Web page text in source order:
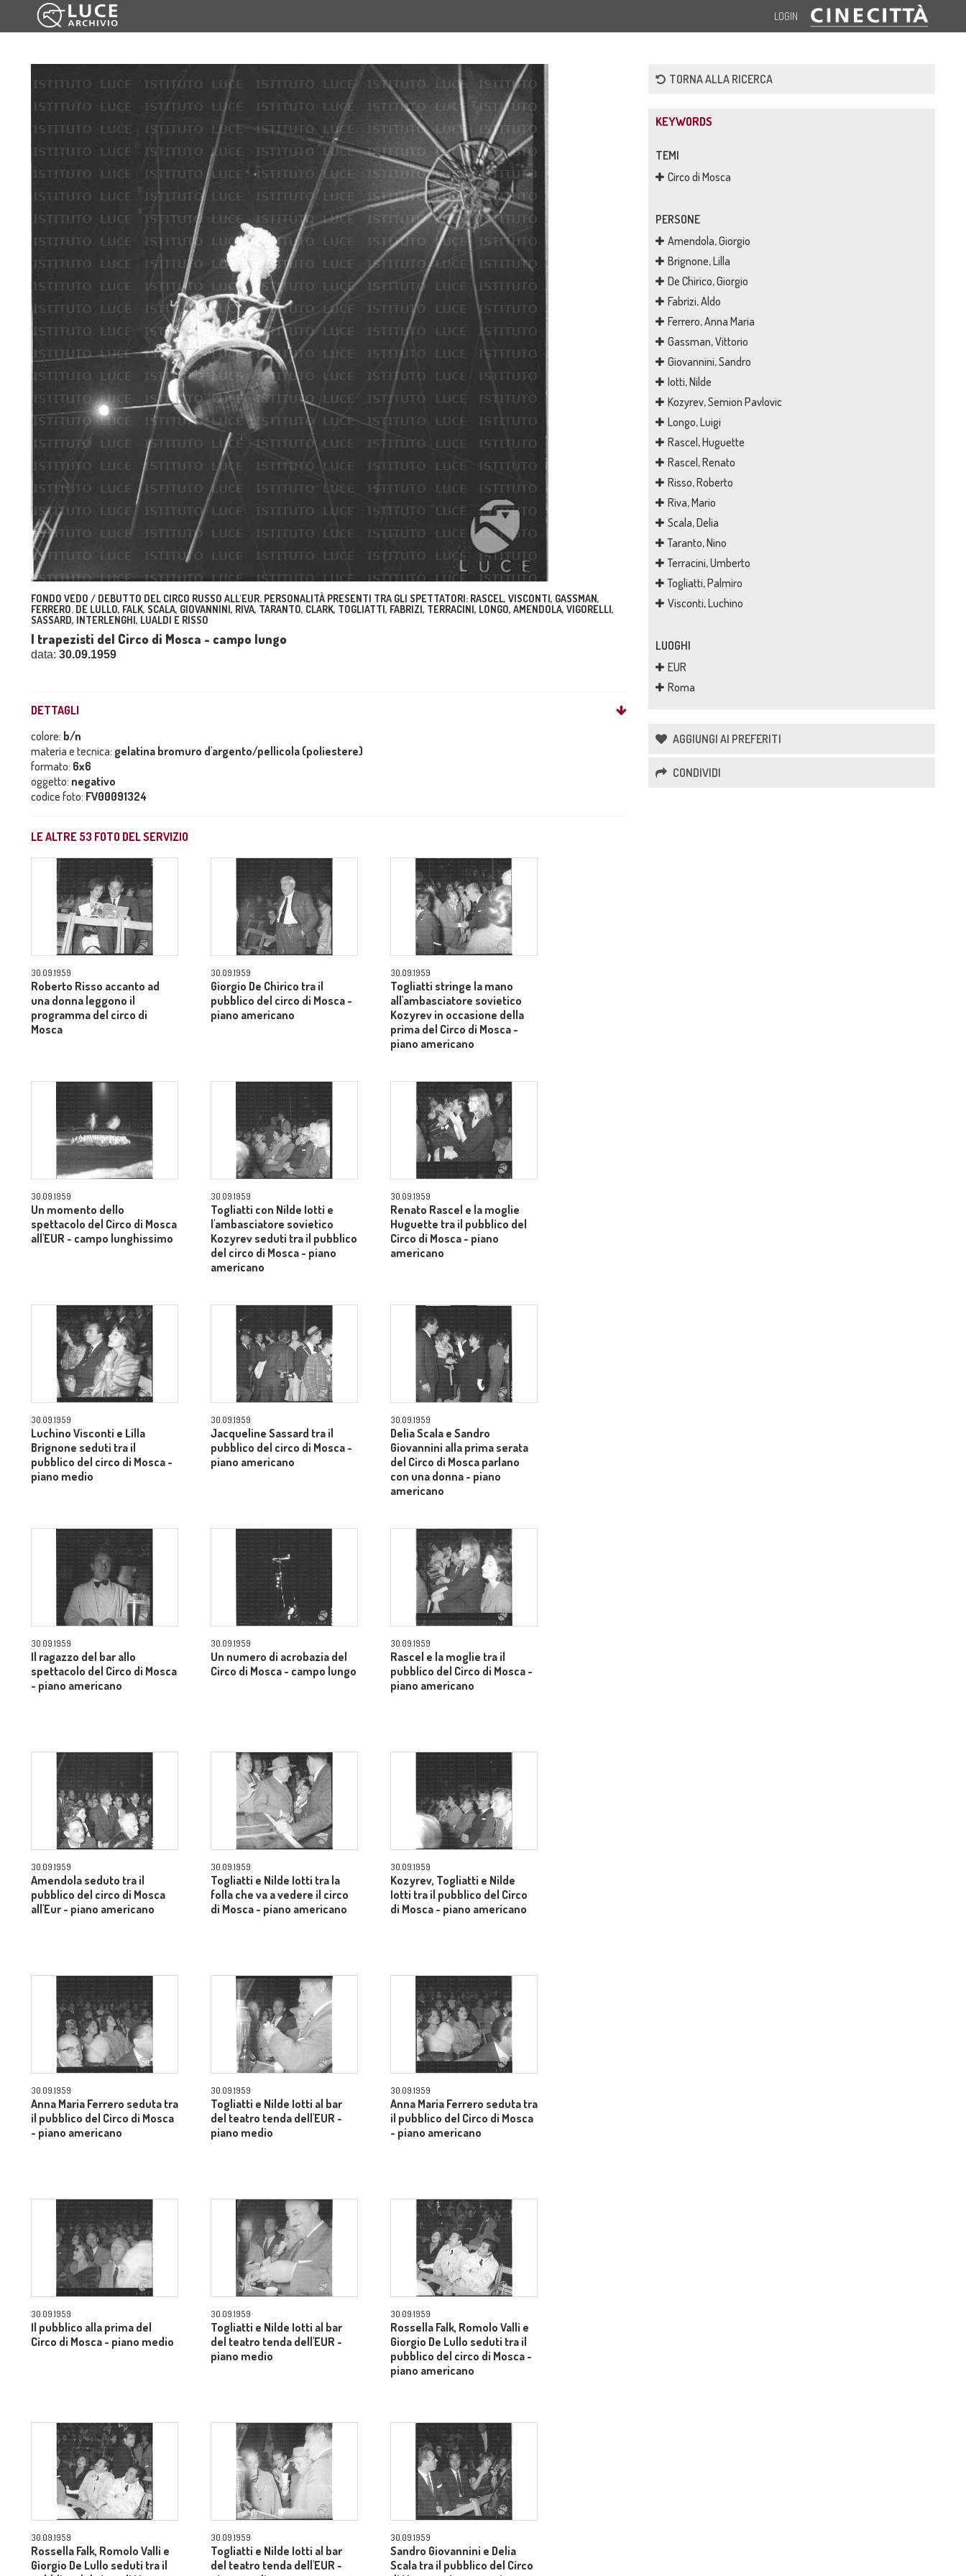
LOGIN
FONDO VEDO / DEBUTTO DEL CIRCO RUSSO ALL'EUR. PERSONALITÀ PRESENTI TRA GLI SPETTATORI: RASCEL, VISCONTI, GASSMAN,
FERRERO. DE LULLO, FALK, SCALA, GIOVANNINI, RIVA, TARANTO, CLARK, TOGLIATTI, FABRIZI, TERRACINI, LONGO, AMENDOLA, VIGORELLI,
SASSARD, INTERLENGHI, LUALDI E RISSO
I trapezisti del Circo di Mosca - campo lungo
data: 30.09.1959
DETTAGLI
colore: b/n
materia e tecnica: gelatina bromuro d'argento/pellicola (poliestere)
formato: 6x6
oggetto: negativo
codice foto: FV00091324
LE ALTRE 53 FOTO DEL SERVIZIO
30.09.1959
Roberto Risso accanto ad
una donna leggono il
programma del circo di
Mosca
30.09.1959
Giorgio De Chirico tra il
pubblico del circo di Mosca -
piano americano
30.09.1959
Togliatti stringe la mano
all'ambasciatore sovietico
Kozyrev in occasione della
prima del Circo di Mosca -
piano americano
30.09.1959
Un momento dello
spettacolo del Circo di Mosca
all'EUR - campo lunghissimo
30.09.1959
Togliatti con Nilde Iotti e
l'ambasciatore sovietico
Kozyrev seduti tra il pubblico
del circo di Mosca - piano
americano
30.09.1959
Renato Rascel e la moglie
Huguette tra il pubblico del
Circo di Mosca - piano
americano
30.09.1959
Luchino Visconti e Lilla
Brignone seduti tra il
pubblico del circo di Mosca -
piano medio
30.09.1959
Jacqueline Sassard tra il
pubblico del circo di Mosca -
piano americano
30.09.1959
Delia Scala e Sandro
Giovannini alla prima serata
del Circo di Mosca parlano
con una donna - piano
americano
30.09.1959
Il ragazzo del bar allo
spettacolo del Circo di Mosca
- piano americano
30.09.1959
Un numero di acrobazia del
Circo di Mosca - campo lungo
30.09.1959
Rascel e la moglie tra il
pubblico del Circo di Mosca -
piano americano
30.09.1959
Amendola seduto tra il
pubblico del circo di Mosca
all'Eur - piano americano
30.09.1959
Togliatti e Nilde Iotti tra la
folla che va a vedere il circo
di Mosca - piano americano
30.09.1959
Kozyrev, Togliatti e Nilde
Iotti tra il pubblico del Circo
di Mosca - piano americano
30.09.1959
Anna Maria Ferrero seduta tra
il pubblico del Circo di Mosca
- piano americano
30.09.1959
Togliatti e Nilde Iotti al bar
del teatro tenda dell'EUR -
piano medio
30.09.1959
Anna Maria Ferrero seduta tra
il pubblico del Circo di Mosca
- piano americano
30.09.1959
Il pubblico alla prima del
Circo di Mosca - piano medio
30.09.1959
Togliatti e Nilde Iotti al bar
del teatro tenda dell'EUR -
piano medio
30.09.1959
Rossella Falk, Romolo Valli e
Giorgio De Lullo seduti tra il
pubblico del circo di Mosca -
piano americano
30.09.1959
Rossella Falk, Romolo Valli e
Giorgio De Lullo seduti tra il
30.09.1959
Togliatti e Nilde Iotti al bar
del teatro tenda dell'EUR -
30.09.1959
Sandro Giovannini e Delia
Scala tra il pubblico del Circo
TORNA ALLA RICERCA
KEYWORDS
TEMI
Circo di Mosca
PERSONE
Amendola, Giorgio
Brignone, Lilla
De Chirico, Giorgio
Fabrizi, Aldo
Ferrero, Anna Maria
Gassman, Vittorio
Giovannini, Sandro
Iotti, Nilde
Kozyrev, Semion Pavlovic
Longo, Luigi
Rascel, Huguette
Rascel, Renato
Risso, Roberto
Riva, Mario
Scala, Delia
Taranto, Nino
Terracini, Umberto
Togliatti, Palmiro
Visconti, Luchino
LUOGHI
EUR
Roma
AGGIUNGI AI PREFERITI
CONDIVIDI